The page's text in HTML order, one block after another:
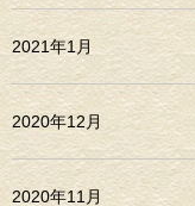
2021年1月
2020年12月
2020年11月